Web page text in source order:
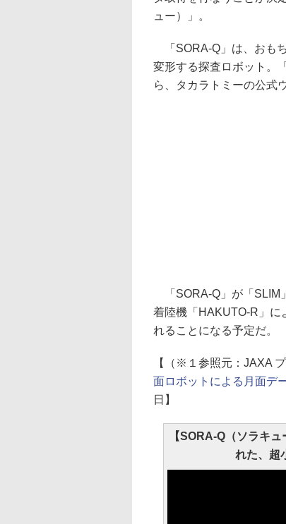
ュー）」。
「SORA-Q」は、おも
変形する探査ロボット。
ら、タカラトミーの公式
「SORA-Q」が「SLIM
着陸機「HAKUTO-R」
れることになる予定だ。
【（※１参照元：JAXA
面ロボットによる月面デ
日】
【SORA-Q（ソラキ
れた、超